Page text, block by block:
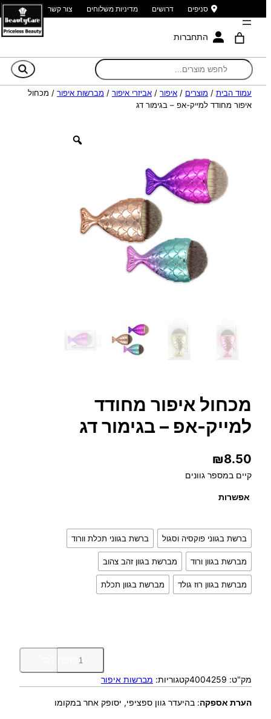
סניפים דרושים מדיניות משלוחים צור קשר
התחברות
עמוד הבית / מוצרים / איפור / אביזרי איפור / מברשות איפור / מכחול
איפור מחודד למייק-אפ – בגימור דג
מכחול איפור מחודד
למייק-אפ – בגימור דג
₪8.50
קיים במספר גוונים
אפשרות
ברשת בגווני פוקסיה וסגול ברשת בגווני תכלת וורוד
מברשת בגוון ורוד מברשת בגוון זהב צהוב
מברשת בגוון רוז גולד מברשת בגוון תכלת
כ
ו
ש
הוספה לסל
מק"ט: 4004259קטגוריות: מברשות איפור
הערת אספקה: בהיעדר גוון ספציפי, יסופק אחר במקומו